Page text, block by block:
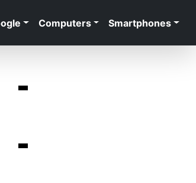
Computers Smartphones